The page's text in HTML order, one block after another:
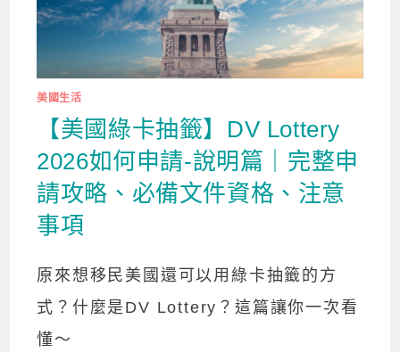
美國生活
【美國綠卡抽籤】DV Lottery
2026如何申請-說明篇｜完整申
請攻略、必備文件資格、注意
事項
原來想移民美國還可以用綠卡抽籤的方
式？什麼是DV Lottery？這篇讓你一次看
懂～